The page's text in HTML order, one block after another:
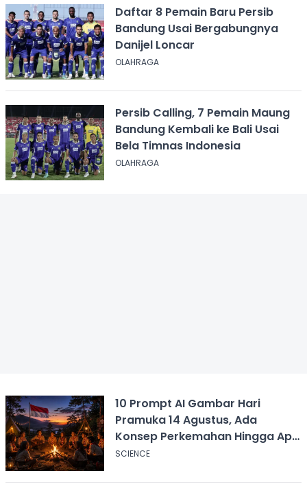
Daftar 8 Pemain Baru Persib
Bandung Usai Bergabungnya
Danijel Loncar
OLAHRAGA
Persib Calling, 7 Pemain Maung
Bandung Kembali ke Bali Usai
Bela Timnas Indonesia
OLAHRAGA
10 Prompt AI Gambar Hari
Pramuka 14 Agustus, Ada
Konsep Perkemahan Hingga Api
Unggun
SCIENCE